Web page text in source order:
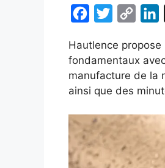
c
e
b
o
k
i
r
p
y
L
n
k
e
n
Hautlence
fondamentaux
manufacture de la
ainsi que des